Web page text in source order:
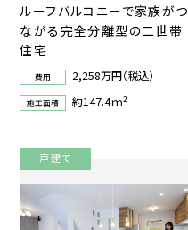
ルーフバルコニーで家族がつ
ながる完全分離型の二世帯
住宅
費用 2,258万円（税込）
施工面積 約147.4ｍ²
戸建て